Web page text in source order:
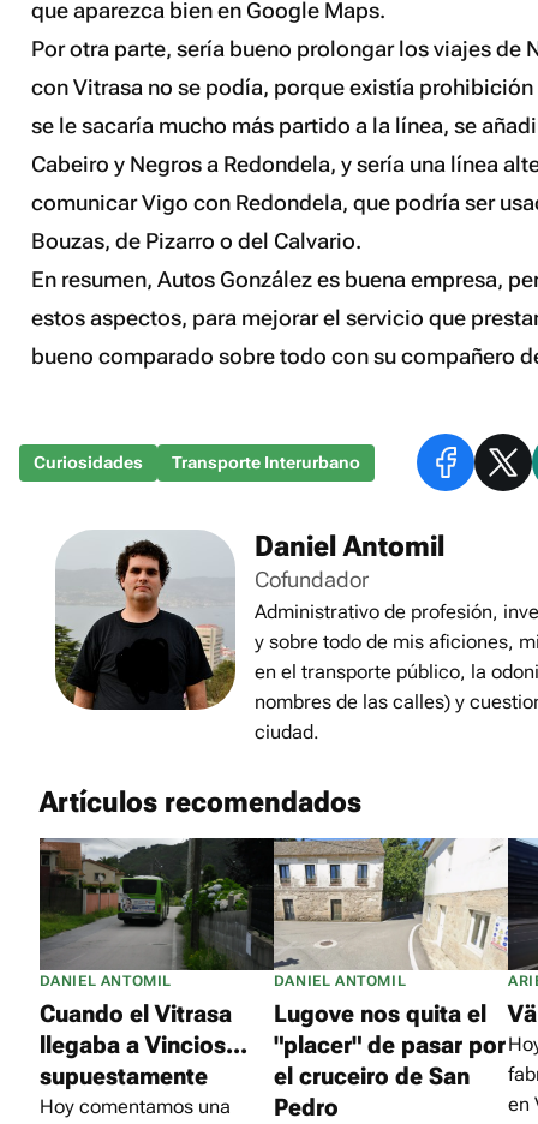
que aparezca bien en Google Maps.
Por otra parte, sería bueno prolongar los viajes de
con Vitrasa no se podía, porque existía
se le sacaría mucho más partido a la línea, se
Cabeiro y Negros a Redondela, y sería una línea
comunicar Vigo con Redondela, que podría ser
Bouzas, de Pizarro o del Calvario.
En resumen, Autos González es buena empresa,
estos aspectos, para mejorar el servicio que
bueno comparado sobre todo con su compañero
Curiosidades Transporte Interurbano
Daniel Antomil
Cofundador
Administrativo de profesión,
y sobre todo de mis aficiones,
en el transporte público, la
nombres de las calles) y
ciudad.
Artículos recomendados
DANIEL ANTOMIL
Cuando el Vitrasa
llegaba a Vincios...
supuestamente
Hoy comentamos una
DANIEL ANTOMIL
Lugove nos quita el
"placer" de pasar por
el cruceiro de San
Pedro
en